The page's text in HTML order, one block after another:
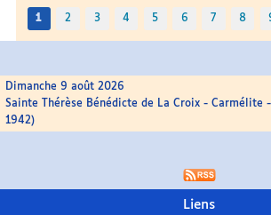
1 2 3 4 5 6 7 8
Dimanche 9 août 2026
Sainte Thérèse Bénédicte de La Croix - Carmélite
1942)
Liens